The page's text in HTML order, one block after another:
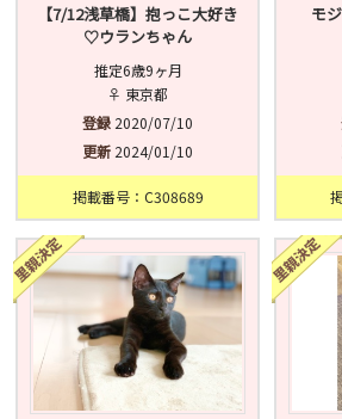
【7/12浅草橋】抱っこ大好き
♡ウランちゃん
推定6歳9ヶ月
♀ 東京都
登録 2020/07/10
更新 2024/01/10
掲載番号：C308689
モ